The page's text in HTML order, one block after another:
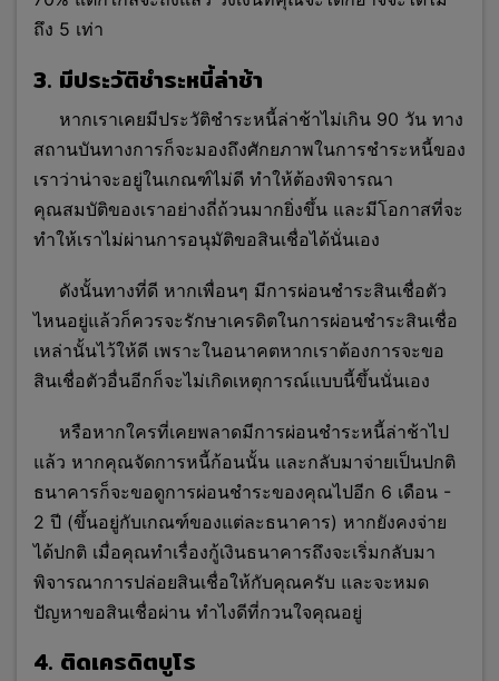
ถึง 5 เท่า
3. มีประวัติชำระหนี้ล่าช้า
หากเราเคยมีประวัติชำระหนี้ล่าช้าไม่เกิน 90 วัน ทาง
สถานบันทางการก็จะมองถึงศักยภาพในการชำระหนี้ของ
เราว่าน่าจะอยู่ในเกณฑ์ไม่ดี ทำให้ต้องพิจารณา
คุณสมบัติของเราอย่างถี่ถ้วนมากยิ่งขึ้น และมีโอกาสที่จะ
ทำให้เราไม่ผ่านการอนุมัติขอสินเชื่อได้นั่นเอง
ดังนั้นทางที่ดี หากเพื่อนๆ มีการผ่อนชำระสินเชื่อตัว
ไหนอยู่แล้วก็ควรจะรักษาเครดิตในการผ่อนชำระสินเชื่อ
เหล่านั้นไว้ให้ดี เพราะในอนาคตหากเราต้องการจะขอ
สินเชื่อตัวอื่นอีกก็จะไม่เกิดเหตุการณ์แบบนี้ขึ้นนั่นเอง
หรือหากใครที่เคยพลาดมีการผ่อนชำระหนี้ล่าช้าไป
แล้ว หากคุณจัดการหนี้ก้อนนั้น และกลับมาจ่ายเป็นปกติ
ธนาคารก็จะขอดูการผ่อนชำระของคุณไปอีก 6 เดือน -
2 ปี (ขึ้นอยู่กับเกณฑ์ของแต่ละธนาคาร) หากยังคงจ่าย
ได้ปกติ เมื่อคุณทำเรื่องกู้เงินธนาคารถึงจะเริ่มกลับมา
พิจารณาการปล่อยสินเชื่อให้กับคุณครับ และจะหมด
ปัญหาขอสินเชื่อผ่าน ทำไงดีที่กวนใจคุณอยู่
4. ติดเครดิตบูโร